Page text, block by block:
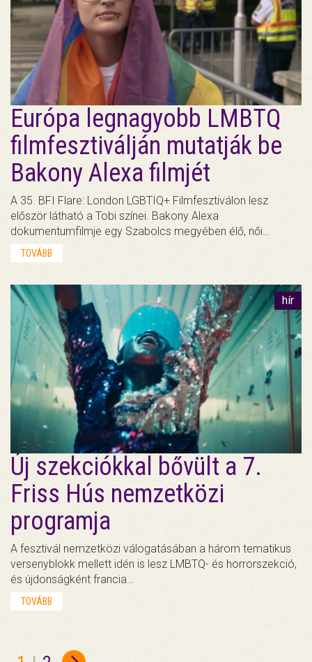
Európa legnagyobb LMBTQ
filmfesztiválján mutatják be
Bakony Alexa filmjét
A 35. BFI Flare: London LGBTIQ+ Filmfesztiválon lesz
először látható a Tobi színei. Bakony Alexa
dokumentumfilmje egy Szabolcs megyében élő, női…
TOVÁBB
hír
Új szekciókkal bővült a 7.
Friss Hús nemzetközi
programja
A fesztivál nemzetközi válogatásában a három tematikus
versenyblokk mellett idén is lesz LMBTQ- és horrorszekció,
és újdonságként francia…
TOVÁBB